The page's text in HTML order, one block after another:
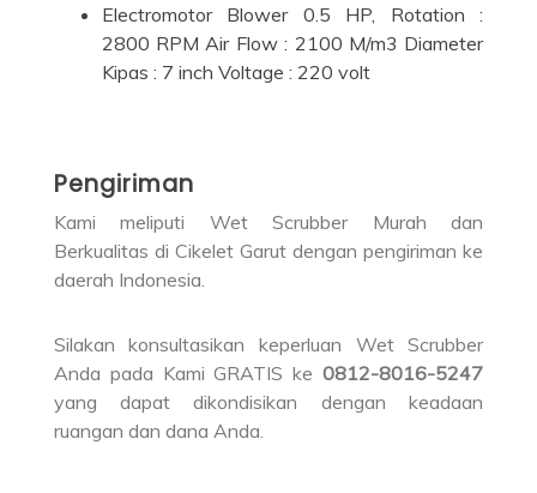
Electromotor Blower 0.5 HP, Rotation :
2800 RPM Air Flow : 2100 M/m3 Diameter
Kipas : 7 inch Voltage : 220 volt
Pengiriman
Kami meliputi Wet Scrubber Murah dan
Berkualitas di Cikelet Garut dengan pengiriman ke
daerah Indonesia.
Silakan konsultasikan keperluan Wet Scrubber
Anda pada Kami GRATIS ke0812-8016-5247
yang dapat dikondisikan dengan keadaan
ruangan dan dana Anda.